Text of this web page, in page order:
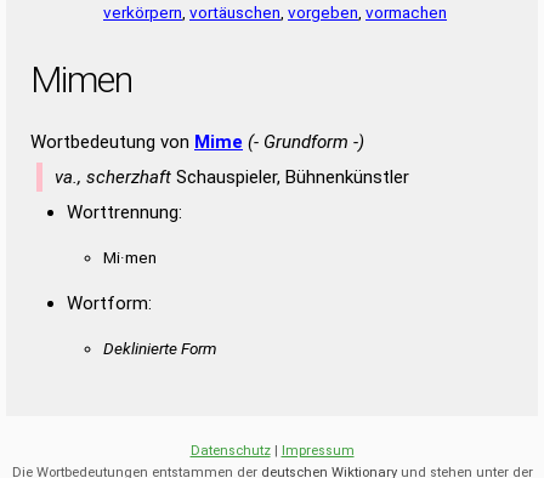
verkörpern vortäuschen vorgeben vormachen
Mimen
Wortbedeutung von Mime (- Grundform -)
va., scherzhaft Schauspieler, Bühnenkünstler
Worttrennung:
Mi·men
Wortform:
Deklinierte Form
Datenschutz| Impressum
Die Wortbedeutungen entstammen der deutschen Wiktionaryund stehen unter der